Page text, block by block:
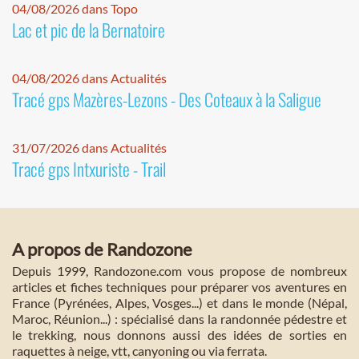
04/08/2026 dans Topo
Lac et pic de la Bernatoire
04/08/2026 dans Actualités
Tracé gps Mazères-Lezons - Des Coteaux à la Saligue
31/07/2026 dans Actualités
Tracé gps Intxuriste - Trail
A propos de Randozone
Depuis 1999, Randozone.com vous propose de nombreux
articles et fiches techniques pour préparer vos aventures en
France (Pyrénées, Alpes, Vosges...) et dans le monde (Népal,
Maroc, Réunion...) : spécialisé dans la randonnée pédestre et
le trekking, nous donnons aussi des idées de sorties en
raquettes à neige, vtt, canyoning ou via ferrata.